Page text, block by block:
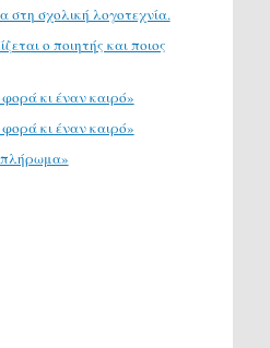
στη σχολική λογοτεχνία.
ο ποιητής και ποιος
κι έναν καιρό»
κι έναν καιρό»